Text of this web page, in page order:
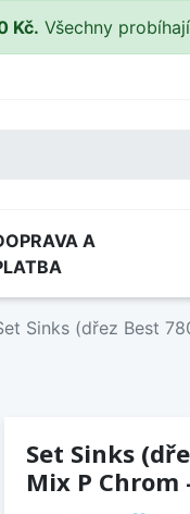
Kč. Všechny
A
Sinks (dřez Best
Set Sinks
Mix P Chrom